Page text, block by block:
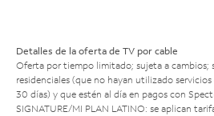
Detalles de la oferta de TV por cable
Oferta por tiempo limitado; sujeta a cambios;
residenciales (que no hayan utilizado
30 días) y que estén al día en pagos con
SIGNATURE/MI PLAN LATINO: se aplican